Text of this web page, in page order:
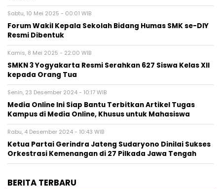
Sabtu, 10 Mei 2025 - 00:01 WIB
Forum Wakil Kepala Sekolah Bidang Humas SMK se-DIY
Resmi Dibentuk
Kamis, 8 Mei 2025 - 22:00 WIB
SMKN 3 Yogyakarta Resmi Serahkan 627 Siswa Kelas XII
kepada Orang Tua
Senin, 23 Desember 2024 - 10:17 WIB
Media Online Ini Siap Bantu Terbitkan Artikel Tugas
Kampus di Media Online, Khusus untuk Mahasiswa
Rabu, 4 Desember 2024 - 10:43 WIB
Ketua Partai Gerindra Jateng Sudaryono Dinilai Sukses
Orkestrasi Kemenangan di 27 Pilkada Jawa Tengah
BERITA TERBARU